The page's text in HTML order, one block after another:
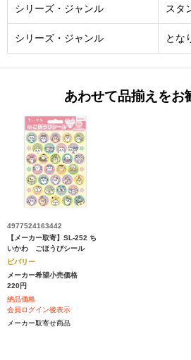
シリーズ・ジャンル スタ
シリーズ・ジャンル とな
あわせて品揃えをお
4977524163442
【メーカー取寄】SL-252 ち
いかわ ごほうびシール
ビバリー
メーカー希望小売価格
220円
納品価格
会員ログイン後表示
メーカー取寄せ商品